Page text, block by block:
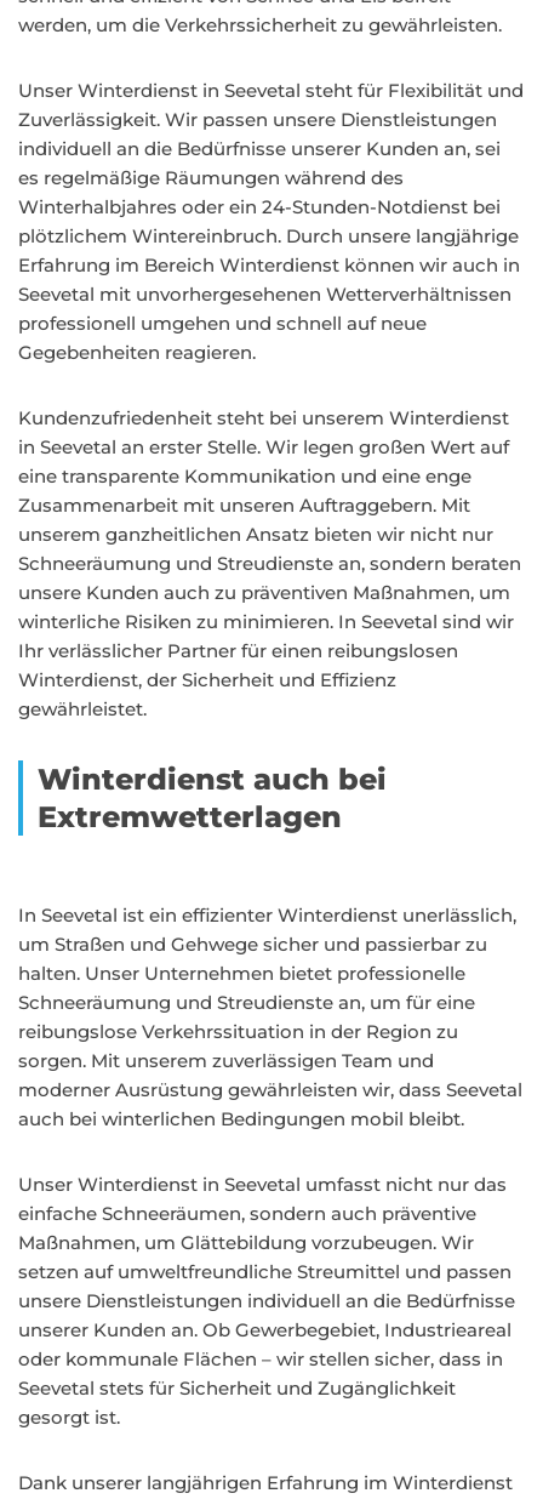
werden, um die Verkehrssicherheit zu gewährleisten.
Unser Winterdienst in Seevetal steht für Flexibilität und
Zuverlässigkeit. Wir passen unsere Dienstleistungen
individuell an die Bedürfnisse unserer Kunden an, sei
es regelmäßige Räumungen während des
Winterhalbjahres oder ein 24-Stunden-Notdienst bei
plötzlichem Wintereinbruch. Durch unsere langjährige
Erfahrung im Bereich Winterdienst können wir auch in
Seevetal mit unvorhergesehenen Wetterverhältnissen
professionell umgehen und schnell auf neue
Gegebenheiten reagieren.
Kundenzufriedenheit steht bei unserem Winterdienst
in Seevetal an erster Stelle. Wir legen großen Wert auf
eine transparente Kommunikation und eine enge
Zusammenarbeit mit unseren Auftraggebern. Mit
unserem ganzheitlichen Ansatz bieten wir nicht nur
Schneeräumung und Streudienste an, sondern beraten
unsere Kunden auch zu präventiven Maßnahmen, um
winterliche Risiken zu minimieren. In Seevetal sind wir
Ihr verlässlicher Partner für einen reibungslosen
Winterdienst, der Sicherheit und Effizienz
gewährleistet.
Winterdienst auch bei
Extremwetterlagen
In Seevetal ist ein effizienter Winterdienst unerlässlich,
um Straßen und Gehwege sicher und passierbar zu
halten. Unser Unternehmen bietet professionelle
Schneeräumung und Streudienste an, um für eine
reibungslose Verkehrssituation in der Region zu
sorgen. Mit unserem zuverlässigen Team und
moderner Ausrüstung gewährleisten wir, dass Seevetal
auch bei winterlichen Bedingungen mobil bleibt.
Unser Winterdienst in Seevetal umfasst nicht nur das
einfache Schneeräumen, sondern auch präventive
Maßnahmen, um Glättebildung vorzubeugen. Wir
setzen auf umweltfreundliche Streumittel und passen
unsere Dienstleistungen individuell an die Bedürfnisse
unserer Kunden an. Ob Gewerbegebiet, Industrieareal
oder kommunale Flächen – wir stellen sicher, dass in
Seevetal stets für Sicherheit und Zugänglichkeit
gesorgt ist.
Dank unserer langjährigen Erfahrung im Winterdienst